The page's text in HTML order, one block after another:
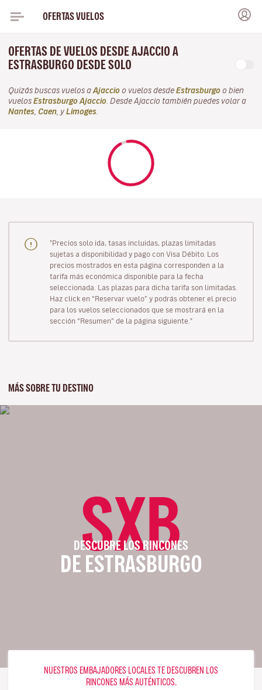
OFERTAS VUELOS
OFERTAS DE VUELOS DESDE AJACCIO A
ESTRASBURGO DESDE SOLO
Quizás buscas vuelos a Ajaccio o vuelos desde Estrasburgo o bien
vuelos Estrasburgo Ajaccio . Desde Ajaccio también puedes volar a
Nantes Caen , y Limoges
"Precios solo ida, tasas incluidas, plazas limitadas
sujetas a disponibilidad y pago con Visa Débito. Los
precios mostrados en esta página corresponden a la
tarifa más económica disponible para la fecha
seleccionada. Las plazas para dicha tarifa son limitadas.
Haz click en “Reservar vuelo” y podrás obtener el precio
para los vuelos seleccionados que se mostrará en la
sección “Resumen” de la página siguiente."
MÁS SOBRE TU DESTINO
SXB
DESCUBRE LOS RINCONES
DE ESTRASBURGO
NUESTROS EMBAJADORES LOCALES TE DESCUBREN LOS
RINCONES MÁS AUTÉNTICOS.